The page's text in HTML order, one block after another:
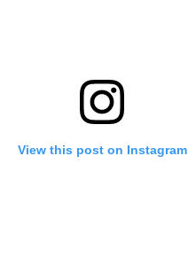
View this post on Instagram